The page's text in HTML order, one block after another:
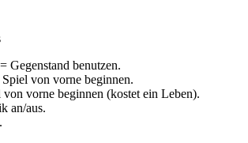
= Gegenstand benutzen.
Spiel von vorne beginnen.
vorne beginnen (kostet ein Leben).
an/aus.